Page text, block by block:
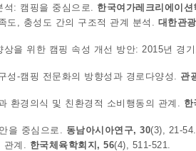
석: 캠핑을 중심으로. 한국여가레크리에이
도, 충성도 간의 구조적 관계 분석. 대한관
을 위한 캠핑 속성 개선 방안: 2015년 경
성-캠핑 전문화의 방향성과 경로다양성. 관
환경의식 및 친환경적 소비행동의 관계. 한
을 중심으로. 동남아시아연구, 30(3), 21-54.
관계. 한국체육학회지, 56(4), 511-521.